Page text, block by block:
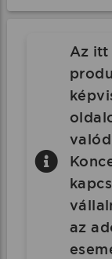
Az itt
az